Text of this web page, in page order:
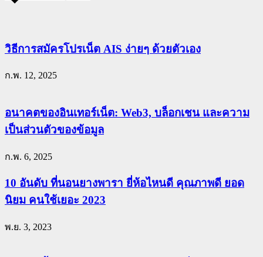
วิธีการสมัครโปรเน็ต AIS ง่ายๆ ด้วยตัวเอง
ก.พ. 12, 2025
อนาคตของอินเทอร์เน็ต: Web3, บล็อกเชน และความ
เป็นส่วนตัวของข้อมูล
ก.พ. 6, 2025
10 อันดับ ที่นอนยางพารา ยี่ห้อไหนดี คุณภาพดี ยอด
นิยม คนใช้เยอะ 2023
พ.ย. 3, 2023